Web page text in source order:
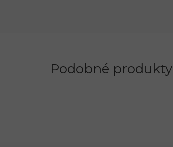
Podobné produkty